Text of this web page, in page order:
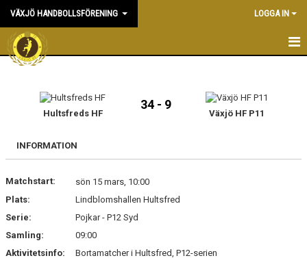
VÄXJÖ HANDBOLLSFÖRENING LOGGA IN
HEM
NYHETER
KONTAKT & KANSLI
DOKUMENT
VÅRA LAG
Hultsfreds HF
34 - 9
Växjö HF P11
INFORMATION
Matchstart:
sön 15 mars, 10:00
Plats:
Lindblomshallen Hultsfred
Serie:
Pojkar - P12 Syd
Samling:
09:00
Aktivitetsinfo:
Bortamatcher i Hultsfred, P12-serien